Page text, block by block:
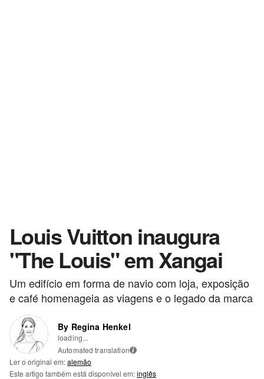
Louis Vuitton inaugura
"The Louis" em Xangai
Um edifício em forma de navio com loja, exposição
e café homenageia as viagens e o legado da marca
By Regina Henkel
loading...
Automated translation i
Ler o original em:alemão
Este artigo também está disponível em:inglês